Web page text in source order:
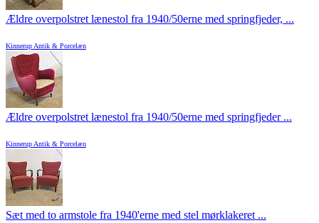
Ældre overpolstret lænestol fra 1940/50erne med springfjeder, ...
Kinnerup Antik & Porcelæn
Ældre overpolstret lænestol fra 1940/50erne med springfjeder ...
Kinnerup Antik & Porcelæn
Sæt med to armstole fra 1940'erne med stel mørklakeret ...